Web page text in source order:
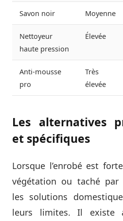
Savon noir Moyenne
Nettoyeur
haute pression
Élevée
Anti-mousse
pro
Très
élevée
Les alternatives
et spécifiques
Lorsque l’enrobé est
végétation ou taché par
les solutions
leurs limites. Il existe